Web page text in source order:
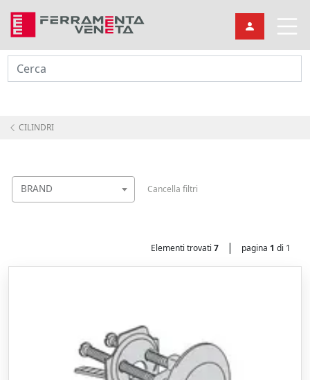
Cerca
CILINDRI
BRAND Cancella filtri
Elementi trovati 7 | pagina 1 di 1